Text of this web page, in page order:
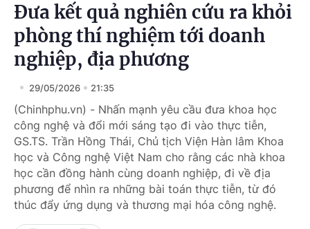
Đưa kết quả nghiên cứu ra khỏi
phòng thí nghiệm tới doanh
nghiệp, địa phương
29/05/2026 21:35
(Chinhphu.vn) - Nhấn mạnh yêu cầu đưa khoa học
công nghệ và đổi mới sáng tạo đi vào thực tiễn,
GS.TS. Trần Hồng Thái, Chủ tịch Viện Hàn lâm Khoa
học và Công nghệ Việt Nam cho rằng các nhà khoa
học cần đồng hành cùng doanh nghiệp, đi về địa
phương để nhìn ra những bài toán thực tiễn, từ đó
thúc đẩy ứng dụng và thương mại hóa công nghệ.